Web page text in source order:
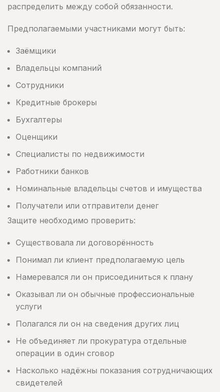
распределить между собой обязанности.
Предполагаемыми участниками могут быть:
Заёмщики
Владельцы компаний
Сотрудники
Кредитные брокеры
Бухгалтеры
Оценщики
Специалисты по недвижимости
Работники банков
Номинальные владельцы счетов и имущества
Получатели или отправители денег
Защите необходимо проверить:
Существовала ли договорённость
Понимал ли клиент предполагаемую цель
Намеревался ли он присоединиться к плану
Оказывал ли он обычные профессиональные
услуги
Полагался ли он на сведения других лиц
Не объединяет ли прокуратура отдельные
операции в один сговор
Насколько надёжны показания сотрудничающих
свидетелей